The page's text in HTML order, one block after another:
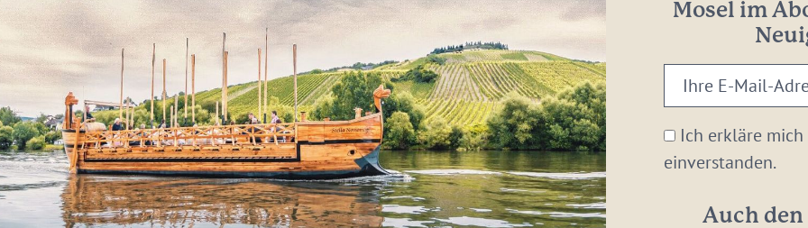
Mosel im
Ihre
E-
Mail-
Adresse:
Ich erkläre
einverstanden.
Auch den